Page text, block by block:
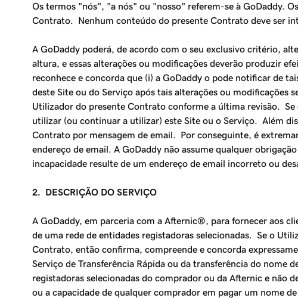
Os termos "nós", "a nós" ou "nosso" referem-se à GoDaddy.
Contrato. Nenhum conteúdo do presente Contrato deve ser
A GoDaddy poderá, de acordo com o seu exclusivo critério,
altura, e essas alterações ou modificações deverão produzir
reconhece e concorda que (i) a GoDaddy o pode notificar de
deste Site ou do Serviço após tais alterações ou
Utilizador do presente Contrato conforme a última revisão.
utilizar (ou continuar a utilizar) este Site ou o Serviço. Além
Contrato por mensagem de email. Por conseguinte, é
endereço de email. A GoDaddy não assume qualquer
incapacidade resulte de um endereço de email incorreto ou
2. DESCRIÇÃO DO SERVIÇO
A GoDaddy, em parceria com a Afternic®, para fornecer aos
de uma rede de entidades registadoras selecionadas. Se o
Contrato, então confirma, compreende e concorda
Serviço de Transferência Rápidaou da transferência do nome
registadoras selecionadas do comprador ou da Afternic e não
ou a capacidade de qualquer comprador em pagar um nome